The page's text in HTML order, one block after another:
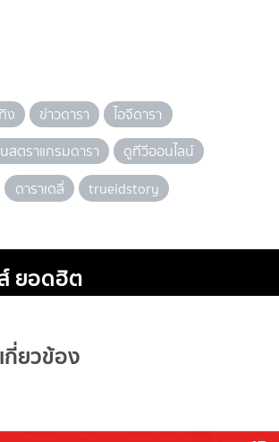
ง ข่าวดารา
ไอจีดารา
สตราแกรมดารา
ดูทีวีออนไลน์
ดาราเดลี่ trueidstory
ยอดฮิต
กี่ยวข้อง